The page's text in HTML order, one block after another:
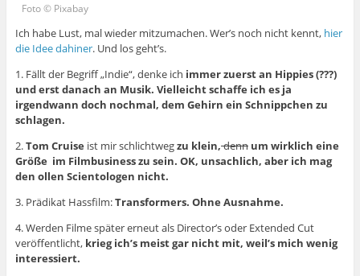
Foto © Pixabay
Ich habe Lust, mal wieder mitzumachen. Wer’s noch nicht kennt, hier
die Idee dahiner. Und los geht’s.
1. Fällt der Begriff „Indie“, denke ich immer zuerst an Hippies (???)
und erst danach an Musik. Vielleicht schaffe ich es ja
irgendwann doch nochmal, dem Gehirn ein Schnippchen zu
schlagen.
2.Tom Cruise ist mir schlichtwegzu klein,denn um wirklich eine
Größe im Filmbusiness zu sein. OK, unsachlich, aber ich mag
den ollen Scientologen nicht.
3. Prädikat Hassfilm:Transformers. Ohne Ausnahme.
4. Werden Filme später erneut als Director’s oder Extended Cut
veröffentlicht, krieg ich’s meist gar nicht mit, weil’s mich wenig
interessiert.